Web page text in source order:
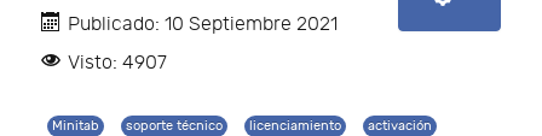
Publicado: 10 Septiembre 2021
Visto: 4907
Minitab soporte técnico licenciamiento
activación